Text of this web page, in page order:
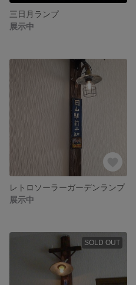
三日月ランプ
展示中
レトロソーラーガーデンランプ
展示中
SOLD OUT